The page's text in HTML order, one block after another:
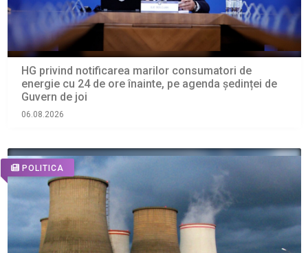
HG privind notificarea marilor consumatori de
energie cu 24 de ore înainte, pe agenda ședinței de
Guvern de joi
06.08.2026
POLITICA